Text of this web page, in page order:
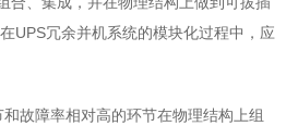
UPS冗余并机系统的模块化过程中，应
故障率相对高的环节在物理结构上组